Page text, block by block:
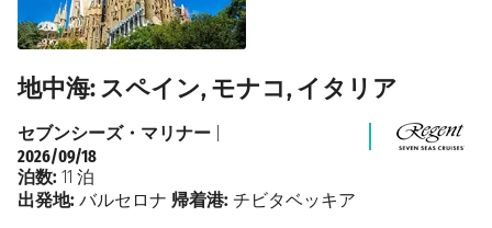
地中海: スペイン, モナコ, イタリア
セブンシーズ・マリナー
2026/09/18
泊数: 11 泊
出発地: バルセロナ 帰着港: チビタベッキア